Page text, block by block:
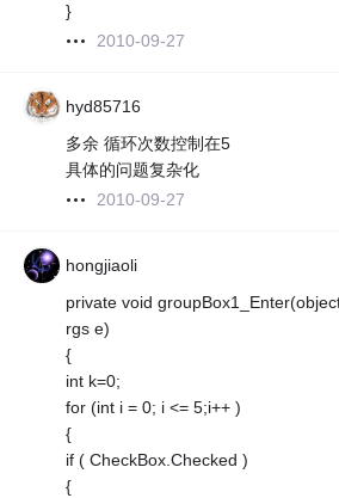
}
2010-09-27
hyd85716
多余 循环次数控制在5
具体的问题复杂化
2010-09-27
hongjiaoli
private void
rgs e)
{
int k=0;
for (int i = 0; i <= 5;i++ )
{
if ( CheckBox.Checked )
{